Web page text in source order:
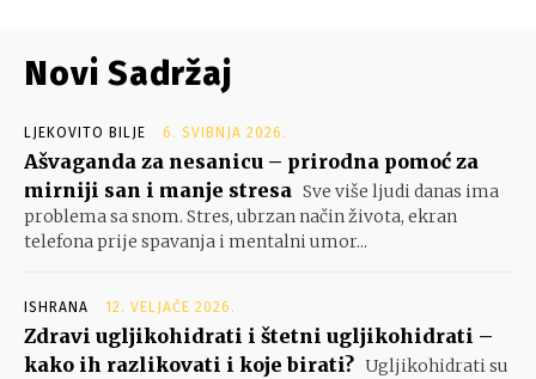
Novi Sadržaj
LJEKOVITO BILJE 6. SVIBNJA 2026.
Ašvaganda za nesanicu – prirodna pomoć za
mirniji san i manje stresa Sve više ljudi danas ima
problema sa snom. Stres, ubrzan način života, ekran
telefona prije spavanja i mentalni umor...
ISHRANA 12. VELJAČE 2026.
Zdravi ugljikohidrati i štetni ugljikohidrati –
kako ih razlikovati i koje birati? Ugljikohidrati su